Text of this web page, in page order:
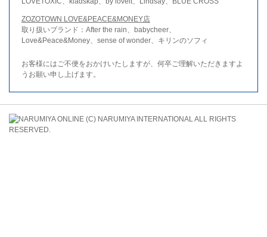
ZOZOTOWN LOVE&PEACE&MONEY店
取り扱いブランド：After the rain、babycheer、
Love&Peace&Money、sense of wonder、キリンのソフィ
お客様にはご不便をおかけいたしますが、何卒ご理解いただきますよ
うお願い申し上げます。